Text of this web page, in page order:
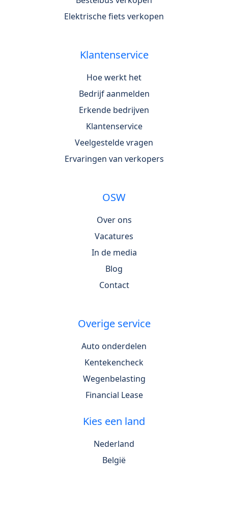
Elektrische fiets verkopen
Klantenservice
Hoe werkt het
Bedrijf aanmelden
Erkende bedrijven
Klantenservice
Veelgestelde vragen
Ervaringen van verkopers
OSW
Over ons
Vacatures
In de media
Blog
Contact
Overige service
Auto onderdelen
Kentekencheck
Wegenbelasting
Financial Lease
Kies een land
Nederland
België